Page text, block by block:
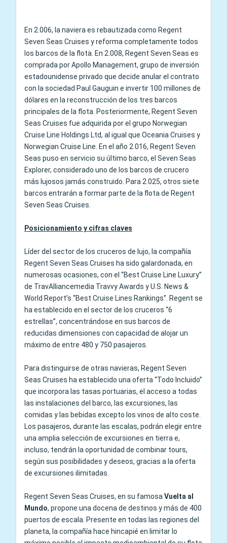
En 2.006, la naviera es rebautizada como Regent
Seven Seas Cruises y reforma completamente todos
los barcos de la flota. En 2.008, Regent Seven Seas es
comprada por Apollo Management, grupo de inversión
estadounidense privado que decide anular el contrato
con la sociedad Paul Gauguin e invertir 100 millones de
dólares en la reconstrucción de los tres barcos
principales de la flota. Posteriormente, Regent Seven
Seas Cruises fue adquirida por el grupo Norwegian
Cruise Line Holdings Ltd, al igual que Oceania Cruises y
Norwegian Cruise Line. En el año 2.016, Regent Seven
Seas puso en servicio su último barco, el Seven Seas
Explorer, considerado uno de los barcos de crucero
más lujosos jamás construido. Para 2.025, otros siete
barcos entrarán a formar parte de la flota de Regent
Seven Seas Cruises.
Posicionamiento y cifras claves
Líder del sector de los cruceros de lujo, la compañía
Regent Seven Seas Cruises ha sido galardonada, en
numerosas ocasiones, con el “Best Cruise Line Luxury”
de TravAlliancemedia Travvy Awards y U.S. News &
World Report’s “Best Cruise Lines Rankings”. Regent se
ha establecido en el sector de los cruceros “6
estrellas”, concentrándose en sus barcos de
reducidas dimensiones con capacidad de alojar un
máximo de entre 480 y 750 pasajeros.
Para distinguirse de otras navieras, Regent Seven
Seas Cruises ha establecido una oferta “Todo Incluido”
que incorpora las tasas portuarias, el acceso a todas
las instalaciones del barco, las excursiones, las
comidas y las bebidas excepto los vinos de alto coste.
Los pasajeros, durante las escalas, podrán elegir entre
una amplia selección de excursiones en tierra e,
incluso, tendrán la oportunidad de combinar tours,
según sus posibilidades y deseos, gracias a la oferta
de excursiones ilimitadas.
Regent Seven Seas Cruises, en su famosaVuelta al
Mundo, propone una docena de destinos y más de 400
puertos de escala. Presente en todas las regiones del
planeta, la compañía hace hincapié en limitar lo